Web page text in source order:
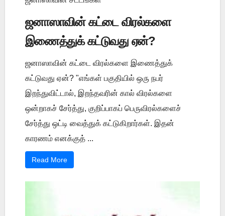
ஜனாஸாவின் கட்டை விரல்களை
இணைத்துக் கட்டுவது ஏன்?
ஜனாஸாவின் கட்டை விரல்களை இணைத்துக்
கட்டுவது ஏன்? "எங்கள் பகுதியில் ஒரு நபர்
இறந்துவிட்டால், இறந்தவரின் கால் விரல்களை
ஒன்றாகச் சேர்த்து, குறிப்பாகப் பெருவிரல்களைச்
சேர்த்து ஒட்டி வைத்துக் கட்டுகிறார்கள். இதன்
காரணம் எனக்குத் ...
Read More